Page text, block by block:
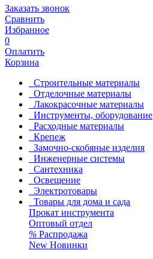
Заказать звонок
Сравнить
Избранное
0
Оплатить
Корзина
Строительные материалы
Отделочные материалы
Лакокрасочные материалы
Инструменты, оборудование
Расходные материалы
Крепеж
Замочно-скобяные изделия
Инженерные системы
Сантехника
Освещение
Электротовары
Товары для дома и сада
Прокат инструмента
Оптовый отдел
% Распродажа
New Новинки